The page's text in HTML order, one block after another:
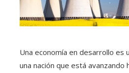
Una economía en desarrollo es
una nación que está avanzando